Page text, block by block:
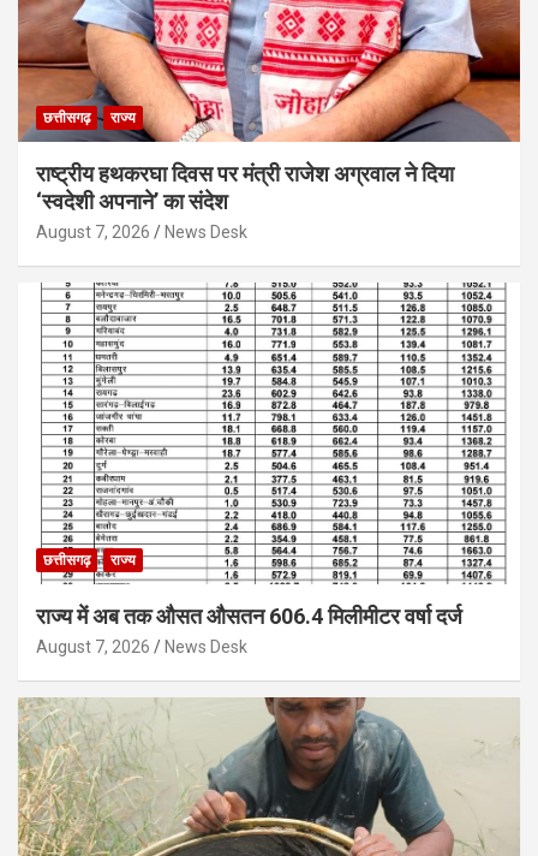
छत्तीसगढ़ राज्य
राष्ट्रीय हथकरघा दिवस पर मंत्री राजेश अग्रवाल ने दिया
‘स्वदेशी अपनाने’ का संदेश
August 7, 2026 News Desk
छत्तीसगढ़ राज्य
राज्य में अब तक औसत औसतन 606.4 मिलीमीटर वर्षा दर्ज
August 7, 2026 News Desk